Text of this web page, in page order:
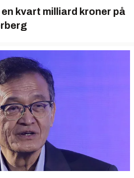
kvart milliard kroner på